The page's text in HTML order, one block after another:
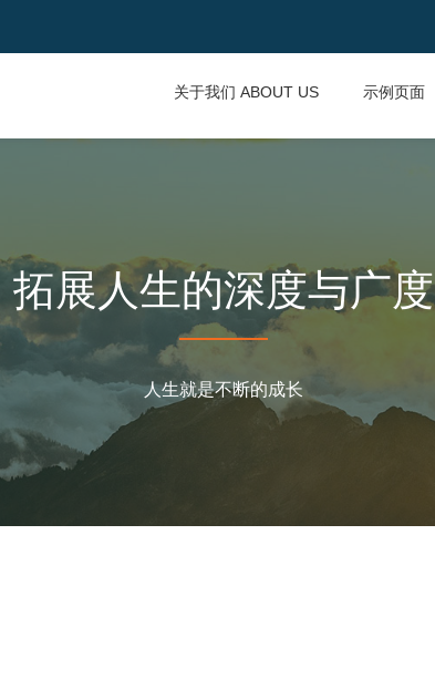
关于我们 ABOUT US 示例页面
拓展人生的深度与广度
人生就是不断的成长